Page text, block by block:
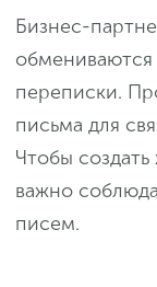
Бизнес-
переписки.
письма для
Чтобы
важно
писем.